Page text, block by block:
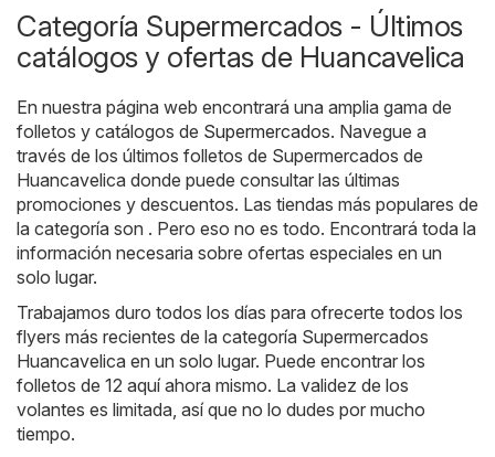
Categoría Supermercados - Últimos
catálogos y ofertas de Huancavelica
En nuestra página web encontrará una amplia gama de
folletos y catálogos de Supermercados. Navegue a
través de los últimos folletos de Supermercados de
Huancavelica donde puede consultar las últimas
promociones y descuentos. Las tiendas más populares de
la categoría son . Pero eso no es todo. Encontrará toda la
información necesaria sobre ofertas especiales en un
solo lugar.
Trabajamos duro todos los días para ofrecerte todos los
flyers más recientes de la categoría Supermercados
Huancavelica en un solo lugar. Puede encontrar los
folletos de 12 aquí ahora mismo. La validez de los
volantes es limitada, así que no lo dudes por mucho
tiempo.